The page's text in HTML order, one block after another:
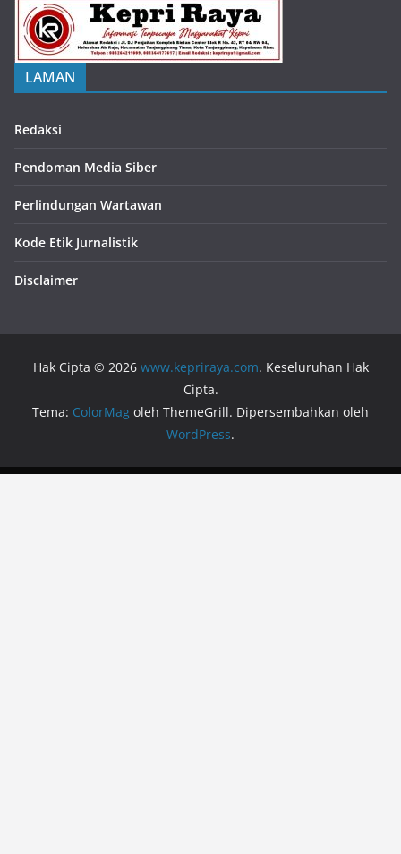
LAMAN
Redaksi
Pendoman Media Siber
Perlindungan Wartawan
Kode Etik Jurnalistik
Disclaimer
Hak Cipta © 2026 www.kepriraya.com. Keseluruhan Hak
Cipta.
Tema: ColorMag oleh ThemeGrill. Dipersembahkan oleh
WordPress.